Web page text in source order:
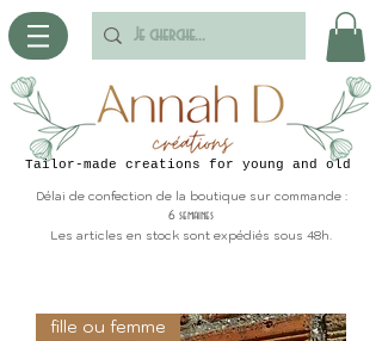
Tailor-made creations for young and old
Délai de confection de la boutique sur commande :
6 semaines
Les articles en stock sont expédiés sous 48h.
fille ou femme